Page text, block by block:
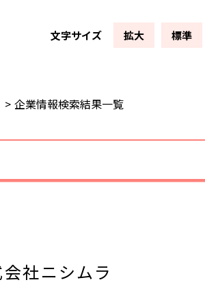
文字サイズ 拡大 標準
企業情報検索結果一覧
社ニシムラ